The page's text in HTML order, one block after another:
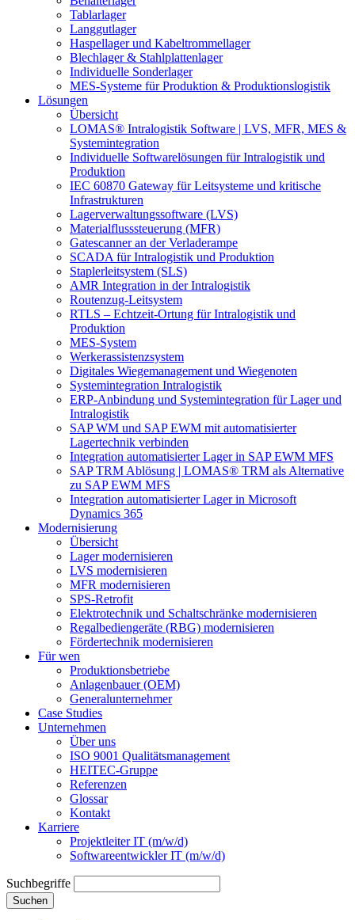
Tablarlager
Langgutlager
Haspellager und Kabeltrommellager
Blechlager & Stahlplattenlager
Individuelle Sonderlager
MES-Systeme für Produktion & Produktionslogistik
Lösungen
Übersicht
LOMAS® Intralogistik Software | LVS, MFR, MES &
Systemintegration
Individuelle Softwarelösungen für Intralogistik und
Produktion
IEC 60870 Gateway für Leitsysteme und kritische
Infrastrukturen
Lagerverwaltungssoftware (LVS)
Materialflusssteuerung (MFR)
Gatescanner an der Verladerampe
SCADA für Intralogistik und Produktion
Staplerleitsystem (SLS)
AMR Integration in der Intralogistik
Routenzug-Leitsystem
RTLS – Echtzeit-Ortung für Intralogistik und
Produktion
MES-System
Werkerassistenzsystem
Digitales Wiegemanagement und Wiegenoten
Systemintegration Intralogistik
ERP-Anbindung und Systemintegration für Lager und
Intralogistik
SAP WM und SAP EWM mit automatisierter
Lagertechnik verbinden
Integration automatisierter Lager in SAP EWM MFS
SAP TRM Ablösung | LOMAS® TRM als Alternative
zu SAP EWM MFS
Integration automatisierter Lager in Microsoft
Dynamics 365
Modernisierung
Übersicht
Lager modernisieren
LVS modernisieren
MFR modernisieren
SPS-Retrofit
Elektrotechnik und Schaltschränke modernisieren
Regalbediengeräte (RBG) modernisieren
Fördertechnik modernisieren
Für wen
Produktionsbetriebe
Anlagenbauer (OEM)
Generalunternehmer
Case Studies
Unternehmen
Über uns
ISO 9001 Qualitätsmanagement
HEITEC-Gruppe
Referenzen
Glossar
Kontakt
Karriere
Projektleiter IT (m/w/d)
Softwareentwickler IT (m/w/d)
Suchbegriffe
Suchen